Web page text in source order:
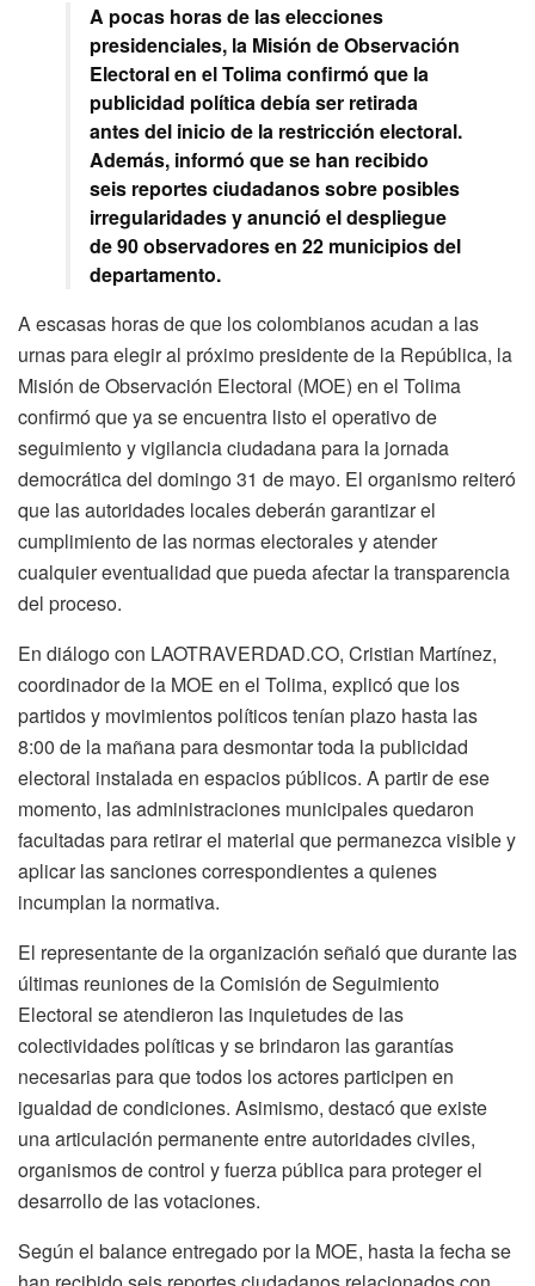
A pocas horas de las elecciones
presidenciales, la Misión de Observación
Electoral en el Tolima confirmó que la
publicidad política debía ser retirada
antes del inicio de la restricción electoral.
Además, informó que se han recibido
seis reportes ciudadanos sobre posibles
irregularidades y anunció el despliegue
de 90 observadores en 22 municipios del
departamento.
A escasas horas de que los colombianos acudan a las
urnas para elegir al próximo presidente de la República, la
Misión de Observación Electoral (MOE) en el Tolima
confirmó que ya se encuentra listo el operativo de
seguimiento y vigilancia ciudadana para la jornada
democrática del domingo 31 de mayo. El organismo reiteró
que las autoridades locales deberán garantizar el
cumplimiento de las normas electorales y atender
cualquier eventualidad que pueda afectar la transparencia
del proceso.
En diálogo con LAOTRAVERDAD.CO, Cristian Martínez,
coordinador de la MOE en el Tolima, explicó que los
partidos y movimientos políticos tenían plazo hasta las
8:00 de la mañana para desmontar toda la publicidad
electoral instalada en espacios públicos. A partir de ese
momento, las administraciones municipales quedaron
facultadas para retirar el material que permanezca visible y
aplicar las sanciones correspondientes a quienes
incumplan la normativa.
El representante de la organización señaló que durante las
últimas reuniones de la Comisión de Seguimiento
Electoral se atendieron las inquietudes de las
colectividades políticas y se brindaron las garantías
necesarias para que todos los actores participen en
igualdad de condiciones. Asimismo, destacó que existe
una articulación permanente entre autoridades civiles,
organismos de control y fuerza pública para proteger el
desarrollo de las votaciones.
Según el balance entregado por la MOE, hasta la fecha se